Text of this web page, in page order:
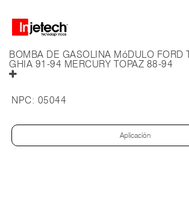
BOMBA DE GASOLINA MóDULO FORD
GHIA 91-94 MERCURY TOPAZ 88-94
NPC: 05044
Aplicación